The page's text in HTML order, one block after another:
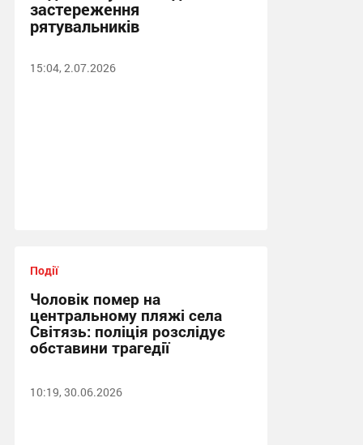
застереження
рятувальників
15:04, 2.07.2026
Події
Чоловік помер на
центральному пляжі села
Світязь: поліція розслідує
обставини трагедії
10:19, 30.06.2026